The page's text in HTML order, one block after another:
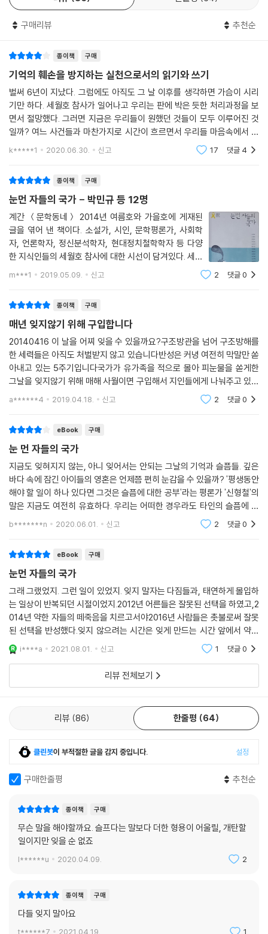
‘응답’의 대상이다. 사건이 정말 사건이라면 그것은 진실을 산출한다. 진실
할 일은 그 진실과 대면하고 거기에 응답하는 일이다. 그래서 좋은 이야기
는 사건, 진실, 응답의 구조를 갖는다. 4월 16일에 일어난 일은 ‘세월호 사
건’이다. 이 사건을 통해 드러난 대한민국의 진실을 못 본 척하는 것은 불가
능하다. 소설의 주인공이 진실에 응답하지 않으면 이야기가 시시해질 뿐이
지만, 우리가 그런 일을 하면 죽은 사람들이 한번 더 죽는다. 사람을 죽게
내버려두는 것은 불법이다. 같은 사람을 두 번 죽이기 전에 이 불법 정부는
는 우리가 모르는 것이 있다는 것을 알기 위해서다. 경험할 수 있는 사건이
한정돼 있으니 느낄 수 있는 감정도 제한돼 있다. 그때 문학작품의 독서는
감정의 시뮬레이션 실험일 수 있다. 책을 읽는 동안 살이 떨어져나가고 피
가 솟구치지는 않았으니 그 감정을 완전히 이해했다고 말해서는 안 된다.
그러나 이야기가 아니면 그 감정에 가까이 다가갈 방법이 없다. 예컨대 자
식이 물에 빠져 죽었는데 그 진상을 알 수 없고 시신도 찾을 수 없을 때 사
람이 느끼는 감정 같은 것. 인간은 무능해서 완전한 이해가 불가능하고 또
야 할 일이 하나 있다면 그것은 슬픔에 대한 공부일 것이다. 타인의 슬픔에
대해 ‘이제는 지겹다’라고 말하는 것은 참혹한 짓이다. 정부가 죽은 사람을
다시 죽이려고 할 때, 그런 말들은 살아남은 사람들마저 죽이려 든다.
요컨대 진실에 대해서는 응답을 해야 하고 타인의 슬픔에는 예의를 갖추어
야 한다. 이것은 좋은 문학이 언제나 해온 말이다. 안타깝게도 이 말에 더욱
귀를 기울여야 하는 때가 있는데, 지금이 바로 그런 때다. 4월 16일의 참사
이후, 상황은 우리의 기대를 배반하는 방향으로 진행되고 있다. 진실은 수
장될 위기에 처했고, 슬픔은 거리에서 조롱받는 중이다. 이 책에 실려 있는
가을호에 게재된 것들이다. 『문학동네』 편집위원들은 우리 시대를 대표하
는 문학인들과 사회과학자들이 그 어느 때보다도 숙연한 열정으로 써내려
간 이 글들이 더 많은 분들에게 신속히 전달되어야 한다는 다급한 심정 속
에서 이 단행본을 엮는다. 이 책은 얇지만 무거울 것이다. 말할 것도 없이
그것은 진실과 슬픔의 무게다. 어떤 경우에도 진실은 먼저 자기 자신을 포
기하지 않으며 정당한 슬픔은 합당한 이유 없이 눈물을 그치는 법이 없다
는 것을 증명하기 위해, 이제 이 책은 세상으로 나아간다._계간 『문학동
말문이 막혀 한마디도 할 수 없었다. 다 크지도 않은 아이들을 어찌 그렇게
허망하고 참혹하게 잃어버릴 수 있나…… 성한 곳이 한 군데도 없었구나 싶
은 자책. 오로지 고속 성장만 목표였던 이런 사회의 구성원인 것이 부끄럽
고 미안하고 죄스럽다. 그날 이후 글을 쓰고 싶은 욕망과 상상력이 어딘가
로 처박힌 채 회복될 기척이 없다. 그날이 없었으면 그들은 오늘 아침에도
눈 비비고 일어나 학교에 갔겠지. 친구들과 웃음을 터뜨리고 싸우고 공부
하고 질투하고 울고 화합하고 꿈꾸며 내달렸겠지. 그들이 신바람 내며 일
할 수 있는 어른으로 성장할 수 있도록 지켜주었어야 우리의 미래도 보일
텐데. 더듬더듬 손을 뻗어 길을 찾고 싶으나 심해처럼 캄캄하고 어둡다. 그
럼에도 불구하고 모든 게 다 끝난 것 같은 폐허의 이 자리에서 처음부터 다
잊지 말고 기억하고 지켜보자, 이것이 시작이다._신경숙(소설가)
구매리뷰 추천순
종이책 구매
기억의 훼손을 방지하는 실천으로서의 읽기와 쓰기
벌써 6년이 지났다. 그럼에도 아직도 그 날 이후를 생각하면 가슴이 시리
기만 하다. 세월호 참사가 일어나고 우리는 판에 박은 듯한 처리과정을 보
면서 절망했다. 그러면 지금은 우리들이 원했던 것들이 모두 이루어진 것
일까? 여느 사건들과 마찬가지로 시간이 흐르면서 우리들 마음속에서 희
미해지고 오직 유가족만이 당시의 고통을 안고 살아가고 있지는 않을까?
k*****1 2020.06.30. 신고 17 댓글 4
종이책 구매
눈먼 자들의 국가 - 박민규 등 12명
계간 ＜문학동네＞ 2014년 여름호와 가을호에 게재된
글을 엮어 낸 책이다. 소설가, 시인, 문학평론가, 사회학
자, 언론학자, 정신분석학자, 현대정치철학학자 등 다양
한 지식인들의 세월호 참사에 대한 시선이 담겨있다. 세월
호 참사는 대형 선박 사고이자 정부가 국민을 구조하지 않
m***1 2019.05.09. 신고 2 댓글0
종이책 구매
매년 잊지않기 위해 구입합니다
20140416 이 날을 어찌 잊을 수 있을까요?구조방관을 넘어 구조방해를
한 세력들은 아직도 처벌받지 않고 있습니다반성은 커녕 여전히 막말만 쏟
아내고 있는 5주기입니다국가가 유가족을 적으로 몰아 피눈물을 쏟게한
그날을 잊지않기 위해 매해 사월이면 구입해서 지인들에게 나눠주고 있습
니다세월호 침몰의 진실이 밝혀지는 그날까지 작지만 행동하겠습니다
a******4 2019.04.18. 신고 2 댓글0
eBook 구매
눈 먼 자들의 국가
지금도 잊혀지지 않는, 아니 잊어서는 안되는 그날의 기억과 슬픔들. 깊은
바다 속에 잠긴 아이들의 영혼은 언제쯤 편히 눈감을 수 있을까? '평생동안
해야 할 일이 하나 있다면 그것은 슬픔에 대한 공부'라는 평론가 '신형철'의
말은 지금도 여전히 유효하다. 우리는 어떠한 경우라도 타인의 슬픔에 대
해서 '이제는 지겹다'라는 말을 함부로 해서는 안된다. 그날의 아픈 기억들
b*******n 2020.06.01. 신고 2 댓글0
eBook 구매
눈먼 자들의 국가
그래 그랬었지. 그런 일이 있었지. 잊지 말자는 다짐들과, 태연하게 몰입하
는 일상이 반복되던 시절이었지.2012년 어른들은 잘못된 선택을 하였고,2
014년 약한 자들의 떼죽음을 치르고서야2016년 사람들은 촛불로써 잘못
된 선택을 반성했다.잊지 않으려는 시간은 잊게 만드는 시간 앞에서 약자
일 수 밖에 없다. 우리의 일상은 우리가 애도하도록 가만히 내버려두지 않
기 때문에. 자본주의
i****a 2021.08.01. 신고 1 댓글0
리뷰 전체보기
리뷰 86 한줄평 64
클린봇이 부적절한 글을 감지 중입니다. 설정
구매한줄평 추천순
종이책 구매
무슨 말을 해야할까요. 슬프다는 말보다 더한 형용이 어울릴, 개탄할
일이지만 잊을 순 없죠
l******u 2020.04.09. 2
종이책 구매
다들 잊지 말아요
t******7 2021.04.19. 1